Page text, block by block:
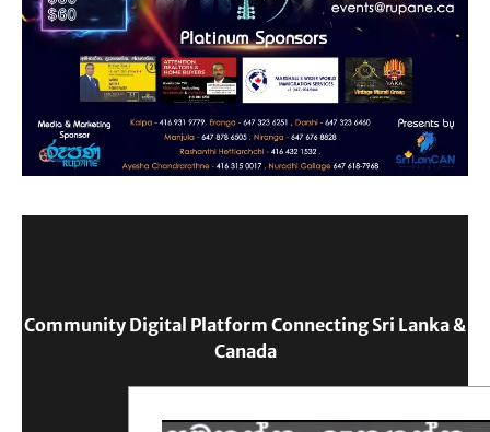
Community Digital Platform Connecting Sri Lanka &
Canada